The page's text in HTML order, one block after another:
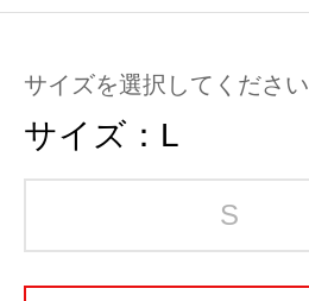
サイズを選択してください
サイズ： L
S